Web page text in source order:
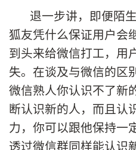
退一步讲，即便陌
狐友凭什么保证用户会
到头来给微信打工，用
失。在谈及与微信的区
微信熟人你认识不了新
断认识新的人，而且认
力，你可以跟他保持一
透过微信群同样能认识